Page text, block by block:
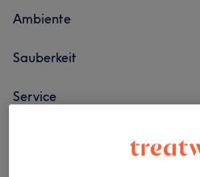
Ambiente
Sauberkeit
Service